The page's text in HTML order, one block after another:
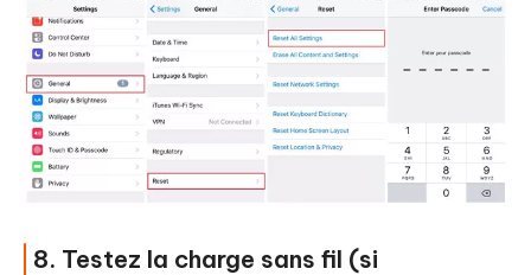
8. Testez la charge sans fil (si